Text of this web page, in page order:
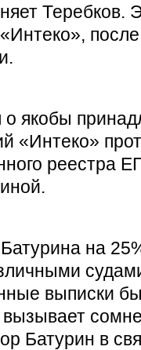
Теребков.
о якобы
«Интеко»
реестра
на
выписки
вызывает
Батурин в